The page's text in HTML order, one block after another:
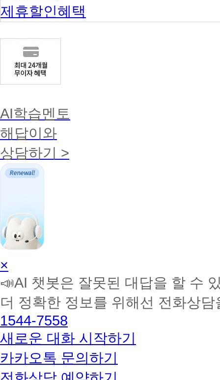
제휴할인혜택
AI학습멘토
해답이와
상담하기 >
AI
학
습
토
커
BETA
×
📣AI 챗봇은 잘못된 대답을 할 수
더 정확한 정보를 위해선 전화상
1544-7558
새로운 대화 시작하기
카카오톡 문의하기